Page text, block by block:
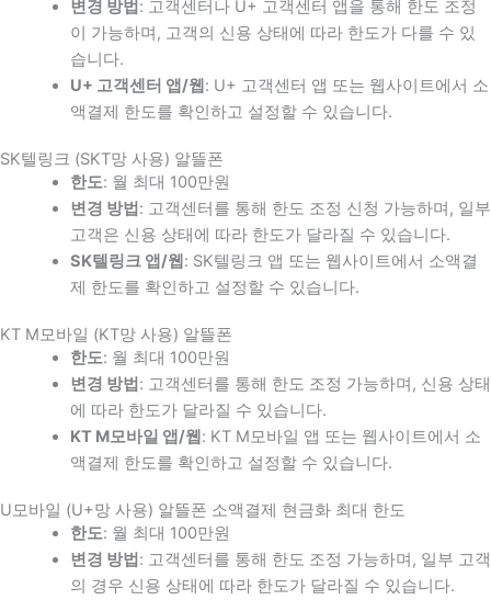
변경 방법 : 고객센터나 U+ 고객센터 앱을 통해 한도 조정
이 가능하며, 고객의 신용 상태에 따라 한도가 다를 수 있
습니다.
U+ 고객센터 앱/웹 : U+ 고객센터 앱 또는 웹사이트에서 소
액결제 한도를 확인하고 설정할 수 있습니다.
SK텔링크 (SKT망 사용) 알뜰폰
한도: 월 최대 100만원
변경 방법 : 고객센터를 통해 한도 조정 신청 가능하며, 일부
고객은 신용 상태에 따라 한도가 달라질 수 있습니다.
SK텔링크 앱/웹 : SK텔링크 앱 또는 웹사이트에서 소액결
제 한도를 확인하고 설정할 수 있습니다.
KT M모바일 (KT망 사용) 알뜰폰
한도: 월 최대 100만원
변경 방법 : 고객센터를 통해 한도 조정 가능하며, 신용 상태
에 따라 한도가 달라질 수 있습니다.
KT M모바일 앱/웹 : KT M모바일 앱 또는 웹사이트에서 소
액결제 한도를 확인하고 설정할 수 있습니다.
U모바일 (U+망 사용) 알뜰폰 소액결제 현금화 최대 한도
한도: 월 최대 100만원
변경 방법 : 고객센터를 통해 한도 조정 가능하며, 일부 고객
의 경우 신용 상태에 따라 한도가 달라질 수 있습니다.